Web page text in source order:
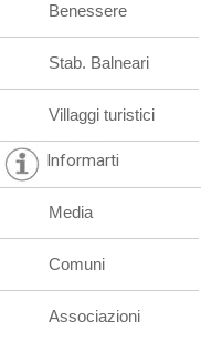
Benessere
Stab. Balneari
Villaggi turistici
Informarti
Media
Comuni
Associazioni